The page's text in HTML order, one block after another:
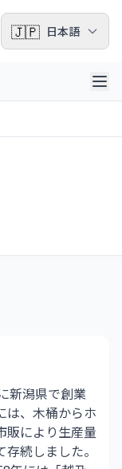
🇯🇵 日本語
新潟県で創業
は、木桶からホ
販により生産量
続しました。